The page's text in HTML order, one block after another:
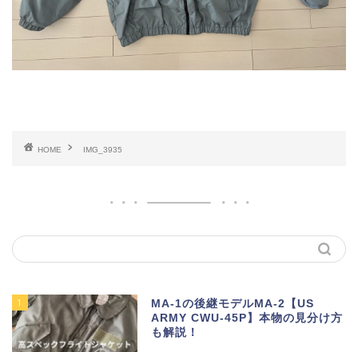
HOME IMG_3935
1
MA-1の後継モデルMA-2【US
ARMY CWU-45P】本物の見分け方
も解説！